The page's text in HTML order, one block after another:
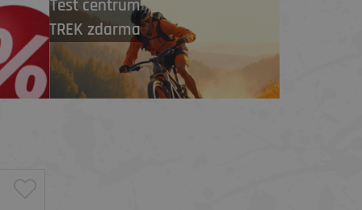
Test centrum
TREK zdarma